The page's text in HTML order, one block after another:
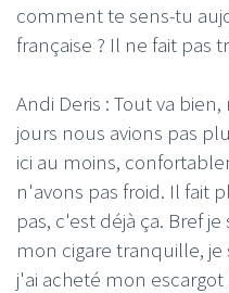
comment te sens-tu
française ? Il ne fait pas
Andi Deris : Tout va
jours nous avions pas
ici au moins,
n'avons pas froid. Il fait
pas, c'est déjà ça. Bref
mon cigare tranquille, je
j'ai acheté mon